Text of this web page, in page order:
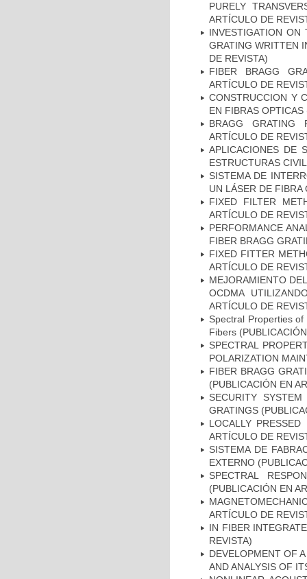
PURELY
ARTÍCULO DE
INVESTIGATION ON
GRATING WRITTEN
DE REVISTA)
FIBER BRAGG
ARTÍCULO DE
CONSTRUCCION Y
EN FIBRAS
BRAGG GRATING
ARTÍCULO DE
APLICACIONES DE
ESTRUCTURAS
SISTEMA DE
UN LÁSER DE
FIXED FILTER
ARTÍCULO DE
PERFORMANCE
FIBER BRAGG
FIXED FITTER
ARTÍCULO DE
MEJORAMIENTO
OCDMA
ARTÍCULO DE
Spectral Properties
Fibers
SPECTRAL
POLARIZATION
FIBER BRAGG
(PUBLICACIÓN EN
SECURITY
GRATINGS
LOCALLY
ARTÍCULO DE
SISTEMA DE
EXTERNO
SPECTRAL
(PUBLICACIÓN EN
ARTÍCULO DE
IN FIBER
REVISTA)
DEVELOPMENT OF
AND ANALYSIS OF